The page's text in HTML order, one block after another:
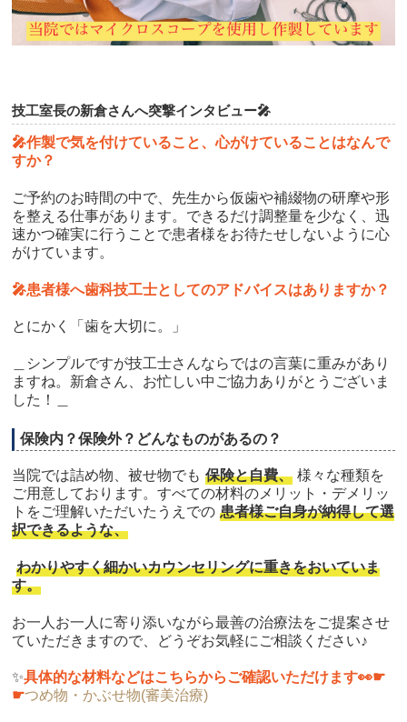
技工室長の新倉さんへ突撃インタビュー🎤
🎤作製で気を付けていること、心がけていることはなんで
すか？
ご予約のお時間の中で、先生から仮歯や補綴物の研摩や形
を整える仕事があります。できるだけ調整量を少なく、迅
速かつ確実に行うことで患者様をお待たせしないように心
がけています。
🎤患者様へ歯科技工士としてのアドバイスはありますか？
とにかく「歯を大切に。」
＿シンプルですが技工士さんならではの言葉に重みがあり
ますね。新倉さん、お忙しい中ご協力ありがとうございま
した！＿
保険内？保険外？どんなものがあるの？
当院では詰め物、被せ物でも 保険と自費、 様々な種類を
ご用意しております。すべての材料のメリット・デメリッ
トをご理解いただいたうえでの 患者様ご自身が納得して選
択できるような、
わかりやすく細かいカウンセリングに重きをおいていま
す。
お一人お一人に寄り添いながら最善の治療法をご提案させ
ていただきますので、どうぞお気軽にご相談ください♪
✨具体的な材料などはこちらからご確認いただけます👀☛
☛つめ物・かぶせ物(審美治療)